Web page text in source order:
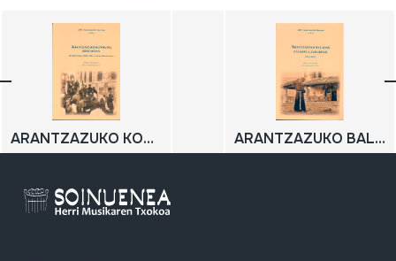
ARANTZAZUKO KONDAIRA BERTSOTAN. Mendebeteko (1846-1956) hamar bertso sorta; ARANTZAZUKO BALADAK ETA KOPLA ZAHARRAK (Osagarria)